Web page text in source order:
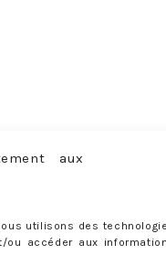
aux
utilisons des
accéder aux